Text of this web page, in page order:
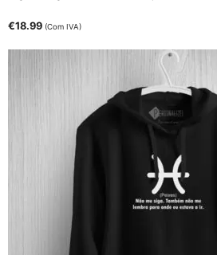
€18.99 (Com IVA)